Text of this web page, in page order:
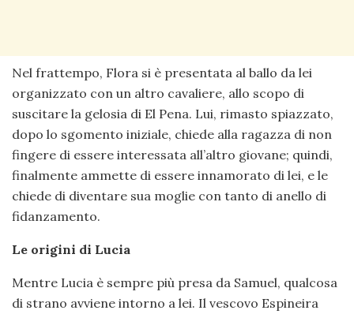
Nel frattempo, Flora si è presentata al ballo da lei
organizzato con un altro cavaliere, allo scopo di
suscitare la gelosia di El Pena. Lui, rimasto spiazzato,
dopo lo sgomento iniziale, chiede alla ragazza di non
fingere di essere interessata all’altro giovane; quindi,
finalmente ammette di essere innamorato di lei, e le
chiede di diventare sua moglie con tanto di anello di
fidanzamento.
Le origini di Lucia
Mentre Lucia è sempre più presa da Samuel, qualcosa
di strano avviene intorno a lei. Il vescovo Espineira